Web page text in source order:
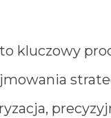
kluczowy